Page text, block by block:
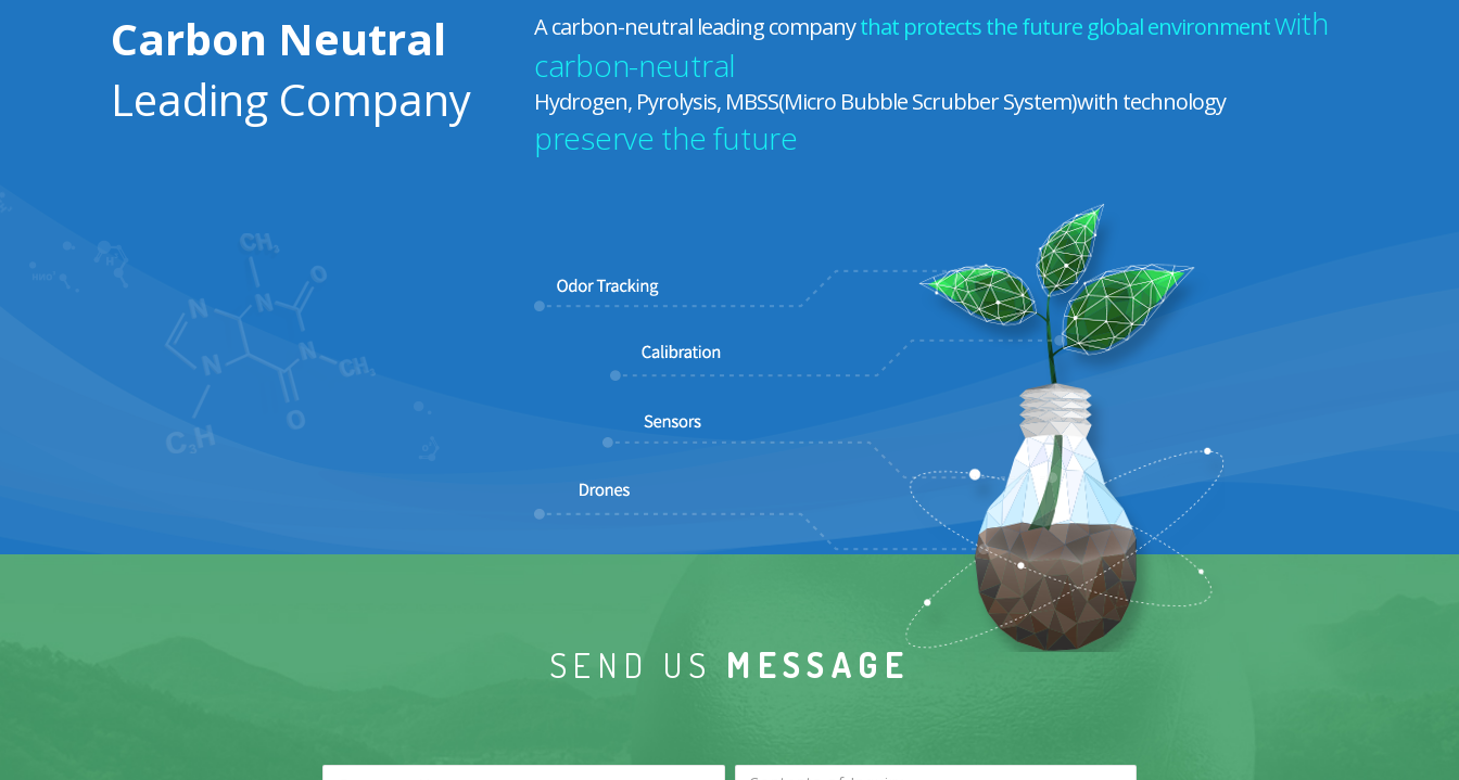
Carbon Neutral
Leading Company
A carbon-neutral leading companythat protects the future global environmentwith
carbon-neutral
Hydrogen, Pyrolysis, MBSS(Micro Bubble Scrubber System)with technology
preserve the future
SEND US MESSAGE